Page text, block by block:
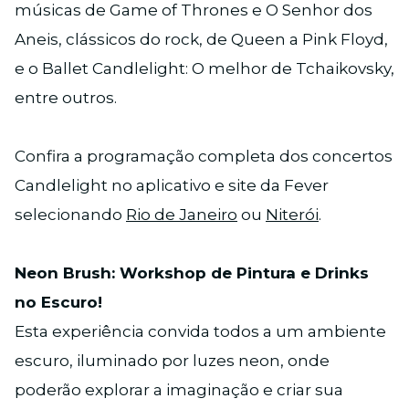
músicas de Game of Thrones e O Senhor dos
Aneis, clássicos do rock, de Queen a Pink Floyd,
e o Ballet Candlelight: O melhor de Tchaikovsky,
entre outros.
Confira a programação completa dos concertos
Candlelight no aplicativo e site da Fever
selecionando Rio de Janeiro ou Niterói.
Neon Brush: Workshop de Pintura e Drinks
no Escuro!
Esta experiência convida todos a um ambiente
escuro, iluminado por luzes neon, onde
poderão explorar a imaginação e criar sua